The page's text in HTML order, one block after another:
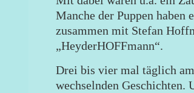
Manche der Puppen
zusammen mit Stefan
„HeyderHOFFmann“.
Drei bis vier mal täglich
wechselnden Geschichten.